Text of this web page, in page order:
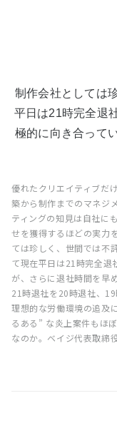
制作会社としては
平日は21時完全退
極的に向き合って
優れたクリエイティブだ
築から制作までのマネジ
ティングの知見は自社に
せを獲得するほどの実力
ては珍しく、世間では不
て現在平日は21時完全退
が、さらに退社時間を早
21時退社を20時退社、19
理想的な労働環境の追及
るある” な炎上案件もほ
なのか。ベイジ代表取締